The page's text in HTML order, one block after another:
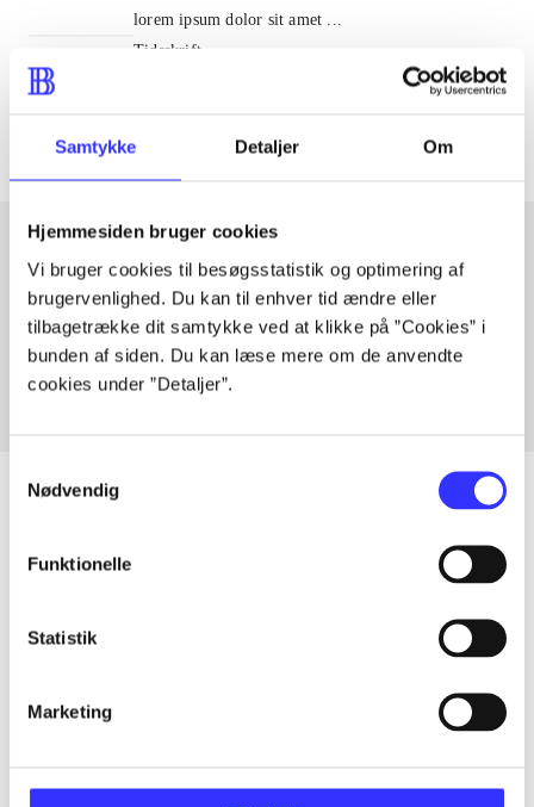
Samtykke Detaljer Om
Hjemmesiden bruger cookies
Vi bruger cookies til besøgsstatistik og optimering af
brugervenlighed. Du kan til enhver tid ændre eller
tilbagetrække dit samtykke ved at klikke på ”Cookies” i
bunden af siden. Du kan læse mere om de anvendte
cookies under ”Detaljer”.
Nødvendig
Funktionelle
Statistik
Marketing
lorem ipsum dolor sit amet ...
Tidsskrift
Artiklerne i
Artikler med samme emner
Fra
Artikler